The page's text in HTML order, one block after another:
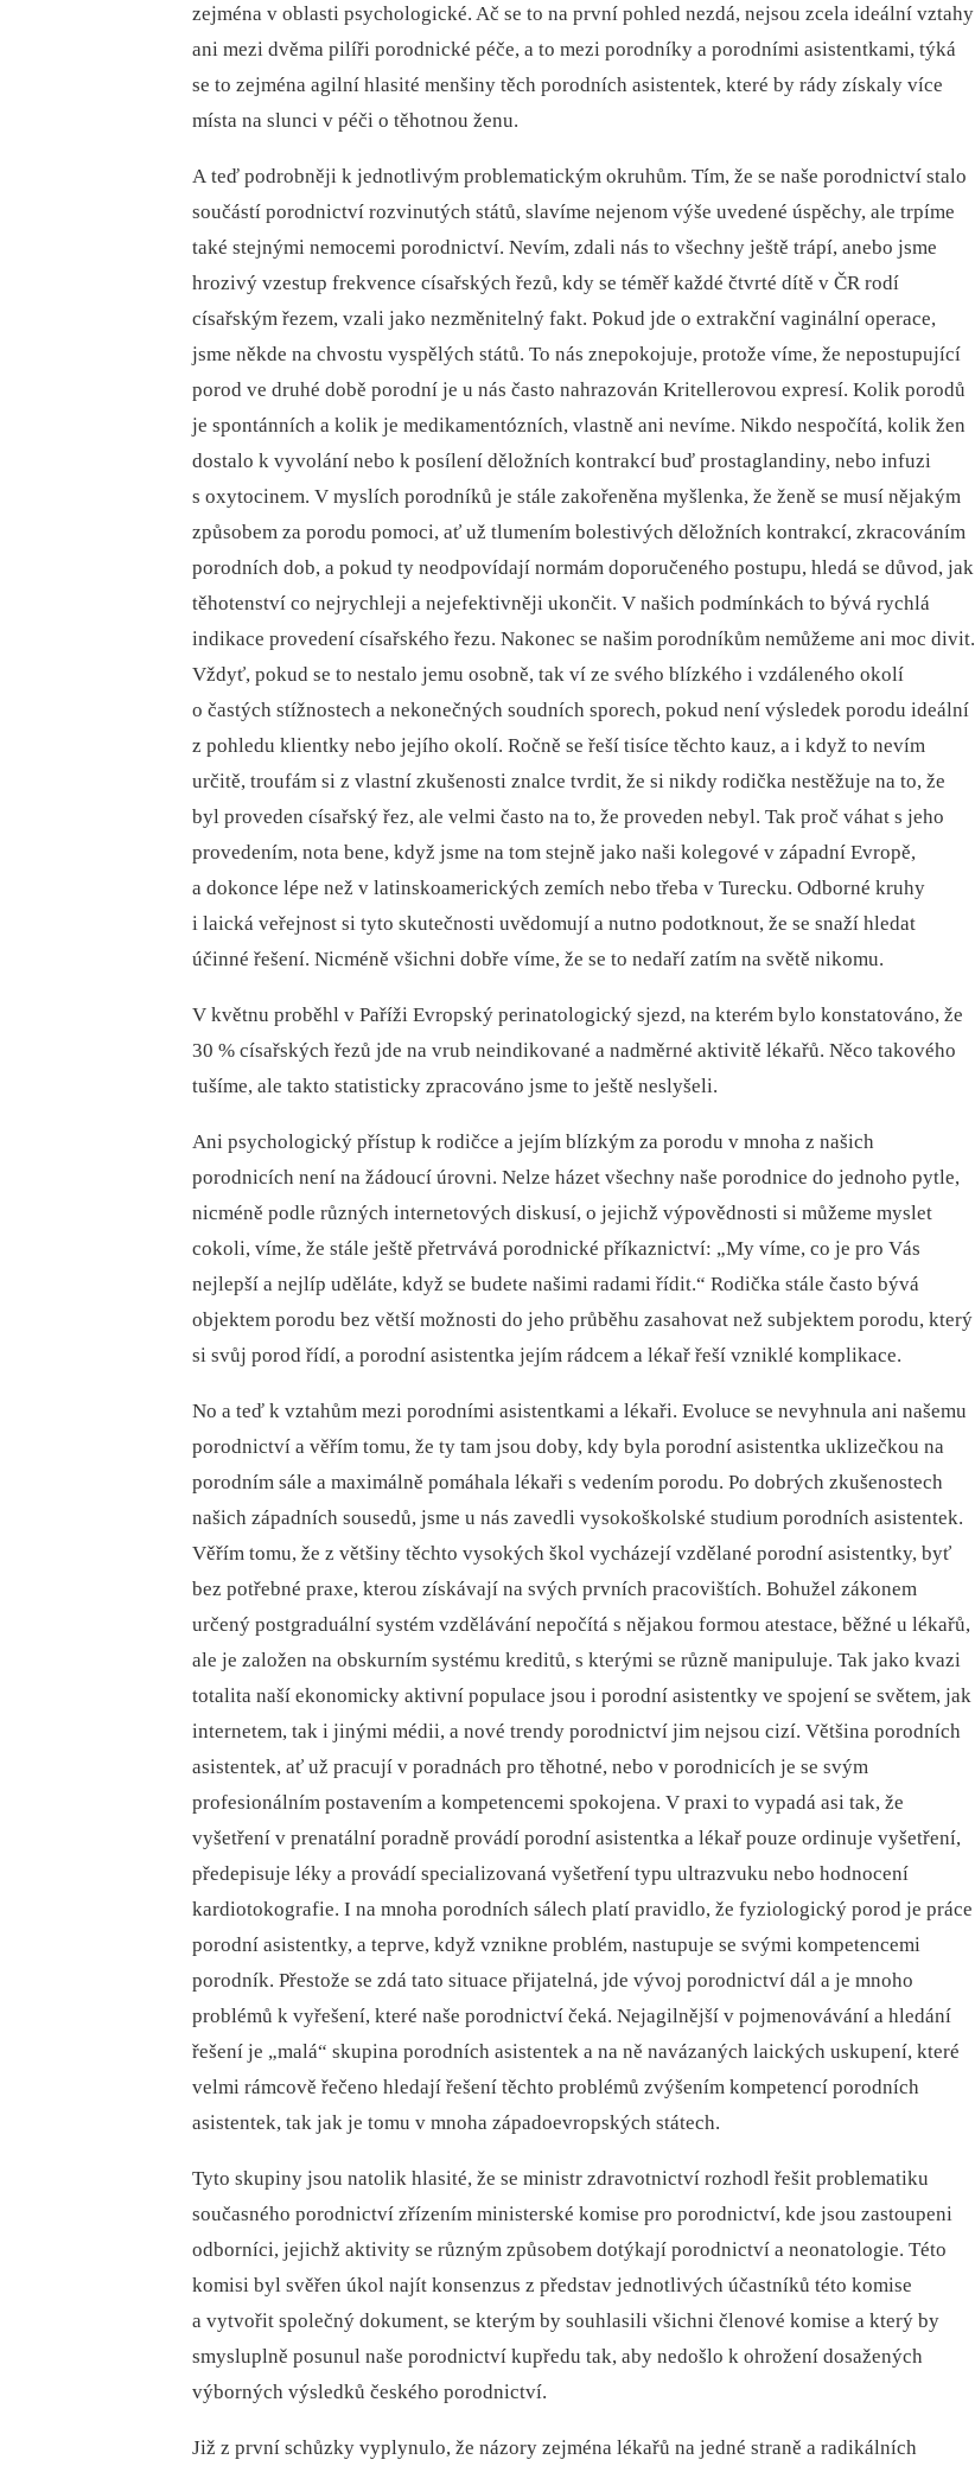
zejména v oblasti psychologické. Ač se to na první pohled nezdá, nejsou zcela ideální vztahy
ani mezi dvěma pilíři porodnické péče, a to mezi porodníky a porodními asistentkami, týká
se to zejména agilní hlasité menšiny těch porodních asistentek, které by rády získaly více
místa na slunci v péči o těhotnou ženu.
A teď podrobněji k jednotlivým problematickým okruhům. Tím, že se naše porodnictví stalo
součástí porodnictví rozvinutých států, slavíme nejenom výše uvedené úspěchy, ale trpíme
také stejnými nemocemi porodnictví. Nevím, zdali nás to všechny ještě trápí, anebo jsme
hrozivý vzestup frekvence císařských řezů, kdy se téměř každé čtvrté dítě v ČR rodí
císařským řezem, vzali jako nezměnitelný fakt. Pokud jde o extrakční vaginální operace,
jsme někde na chvostu vyspělých států. To nás znepokojuje, protože víme, že nepostupující
porod ve druhé době porodní je u nás často nahrazován Kritellerovou expresí. Kolik porodů
je spontánních a kolik je medikamentózních, vlastně ani nevíme. Nikdo nespočítá, kolik žen
dostalo k vyvolání nebo k posílení děložních kontrakcí buď prostaglandiny, nebo infuzi
s oxytocinem. V myslích porodníků je stále zakořeněna myšlenka, že ženě se musí nějakým
způsobem za porodu pomoci, ať už tlumením bolestivých děložních kontrakcí, zkracováním
porodních dob, a pokud ty neodpovídají normám doporučeného postupu, hledá se důvod, jak
těhotenství co nejrychleji a nejefektivněji ukončit. V našich podmínkách to bývá rychlá
indikace provedení císařského řezu. Nakonec se našim porodníkům nemůžeme ani moc divit.
Vždyť, pokud se to nestalo jemu osobně, tak ví ze svého blízkého i vzdáleného okolí
o častých stížnostech a nekonečných soudních sporech, pokud není výsledek porodu ideální
z pohledu klientky nebo jejího okolí. Ročně se řeší tisíce těchto kauz, a i když to nevím
určitě, troufám si z vlastní zkušenosti znalce tvrdit, že si nikdy rodička nestěžuje na to, že
byl proveden císařský řez, ale velmi často na to, že proveden nebyl. Tak proč váhat s jeho
provedením, nota bene, když jsme na tom stejně jako naši kolegové v západní Evropě,
a dokonce lépe než v latinskoamerických zemích nebo třeba v Turecku. Odborné kruhy
i laická veřejnost si tyto skutečnosti uvědomují a nutno podotknout, že se snaží hledat
účinné řešení. Nicméně všichni dobře víme, že se to nedaří zatím na světě nikomu.
V květnu proběhl v Paříži Evropský perinatologický sjezd, na kterém bylo konstatováno, že
30 % císařských řezů jde na vrub neindikované a nadměrné aktivitě lékařů. Něco takového
tušíme, ale takto statisticky zpracováno jsme to ještě neslyšeli.
Ani psychologický přístup k rodičce a jejím blízkým za porodu v mnoha z našich
porodnicích není na žádoucí úrovni. Nelze házet všechny naše porodnice do jednoho pytle,
nicméně podle různých internetových diskusí, o jejichž výpovědnosti si můžeme myslet
cokoli, víme, že stále ještě přetrvává porodnické příkaznictví: „My víme, co je pro Vás
nejlepší a nejlíp uděláte, když se budete našimi radami řídit.“ Rodička stále často bývá
objektem porodu bez větší možnosti do jeho průběhu zasahovat než subjektem porodu, který
si svůj porod řídí, a porodní asistentka jejím rádcem a lékař řeší vzniklé komplikace.
No a teď k vztahům mezi porodními asistentkami a lékaři. Evoluce se nevyhnula ani našemu
porodnictví a věřím tomu, že ty tam jsou doby, kdy byla porodní asistentka uklizečkou na
porodním sále a maximálně pomáhala lékaři s vedením porodu. Po dobrých zkušenostech
našich západních sousedů, jsme u nás zavedli vysokoškolské studium porodních asistentek.
Věřím tomu, že z většiny těchto vysokých škol vycházejí vzdělané porodní asistentky, byť
bez potřebné praxe, kterou získávají na svých prvních pracovištích. Bohužel zákonem
určený postgraduální systém vzdělávání nepočítá s nějakou formou atestace, běžné u lékařů,
ale je založen na obskurním systému kreditů, s kterými se různě manipuluje. Tak jako kvazi
totalita naší ekonomicky aktivní populace jsou i porodní asistentky ve spojení se světem, jak
internetem, tak i jinými médii, a nové trendy porodnictví jim nejsou cizí. Většina porodních
asistentek, ať už pracují v poradnách pro těhotné, nebo v porodnicích je se svým
profesionálním postavením a kompetencemi spokojena. V praxi to vypadá asi tak, že
vyšetření v prenatální poradně provádí porodní asistentka a lékař pouze ordinuje vyšetření,
předepisuje léky a provádí specializovaná vyšetření typu ultrazvuku nebo hodnocení
kardiotokografie. I na mnoha porodních sálech platí pravidlo, že fyziologický porod je práce
porodní asistentky, a teprve, když vznikne problém, nastupuje se svými kompetencemi
porodník. Přestože se zdá tato situace přijatelná, jde vývoj porodnictví dál a je mnoho
problémů k vyřešení, které naše porodnictví čeká. Nejagilnější v pojmenovávání a hledání
řešení je „malá“ skupina porodních asistentek a na ně navázaných laických uskupení, které
velmi rámcově řečeno hledají řešení těchto problémů zvýšením kompetencí porodních
asistentek, tak jak je tomu v mnoha západoevropských státech.
Tyto skupiny jsou natolik hlasité, že se ministr zdravotnictví rozhodl řešit problematiku
současného porodnictví zřízením ministerské komise pro porodnictví, kde jsou zastoupeni
odborníci, jejichž aktivity se různým způsobem dotýkají porodnictví a neonatologie. Této
komisi byl svěřen úkol najít konsenzus z představ jednotlivých účastníků této komise
a vytvořit společný dokument, se kterým by souhlasili všichni členové komise a který by
smysluplně posunul naše porodnictví kupředu tak, aby nedošlo k ohrožení dosažených
výborných výsledků českého porodnictví.
Již z první schůzky vyplynulo, že názory zejména lékařů na jedné straně a radikálních